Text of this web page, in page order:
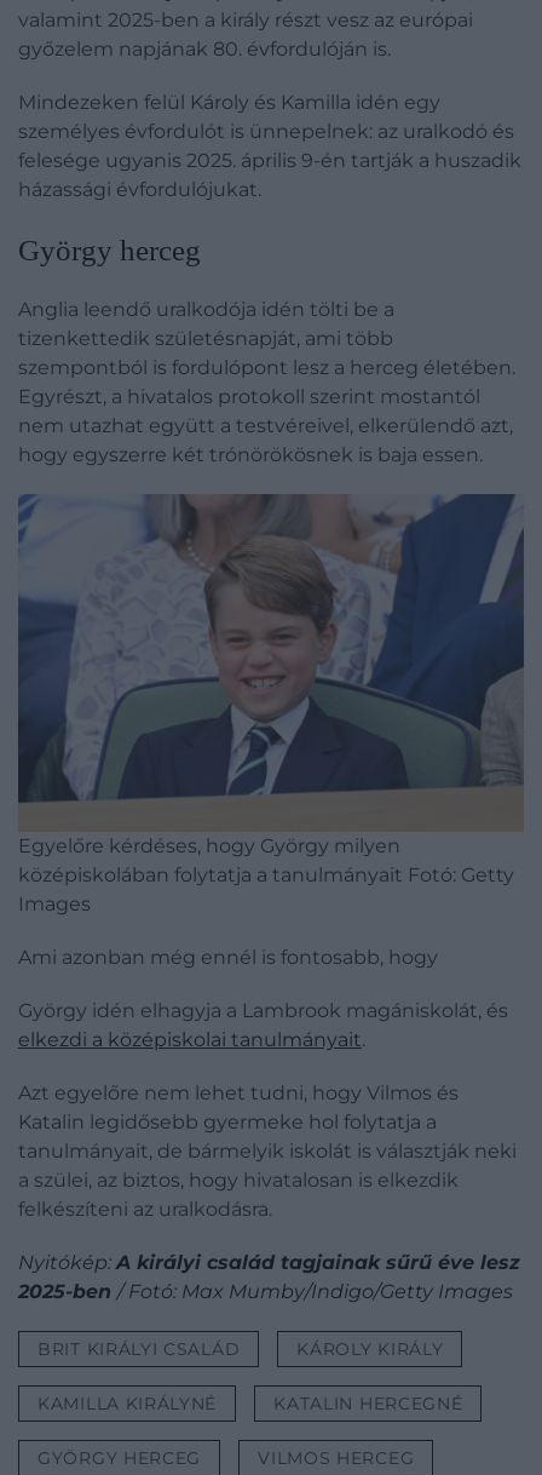
valamint 2025-ben a király részt vesz az európai
győzelem napjának 80. évfordulóján is.
Mindezeken felül Károly és Kamilla idén egy
személyes évfordulót is ünnepelnek: az uralkodó és
felesége ugyanis 2025. április 9-én tartják a huszadik
házassági évfordulójukat.
​György herceg
Anglia leendő uralkodója idén tölti be a
tizenkettedik születésnapját, ami több
szempontból is fordulópont lesz a herceg életében.
Egyrészt, a hivatalos protokoll szerint mostantól
nem utazhat együtt a testvéreivel, elkerülendő azt,
hogy egyszerre két trónörökösnek is baja essen.
Egyelőre kérdéses, hogy György milyen
középiskolában folytatja a tanulmányait Fotó: Getty
Images
Ami azonban még ennél is fontosabb, hogy
György idén elhagyja a Lambrook magániskolát, és
elkezdi a középiskolai tanulmányait.
Azt egyelőre nem lehet tudni, hogy Vilmos és
Katalin legidősebb gyermeke hol folytatja a
tanulmányait, de bármelyik iskolát is választják neki
a szülei, az biztos, hogy hivatalosan is elkezdik
felkészíteni az uralkodásra.
Nyitókép: A királyi család tagjainak sűrű éve lesz
2025-ben / Fotó: Max Mumby/Indigo/Getty Images
BRIT KIRÁLYI CSALÁD KÁROLY KIRÁLY
KAMILLA KIRÁLYNÉ KATALIN HERCEGNÉ
GYÖRGY HERCEG VILMOS HERCEG